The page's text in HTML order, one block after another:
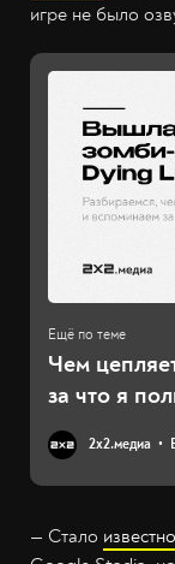
игре не было
Чем
за что я
2х2.медиа
— Стало известно